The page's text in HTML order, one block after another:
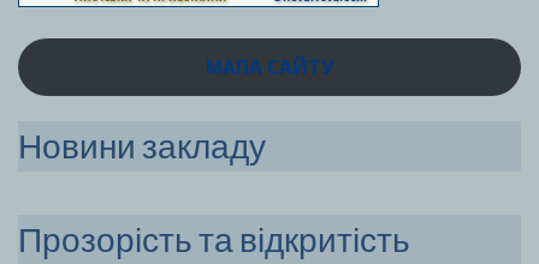
МАПА САЙТУ
Новини закладу
Прозорість та відкритість